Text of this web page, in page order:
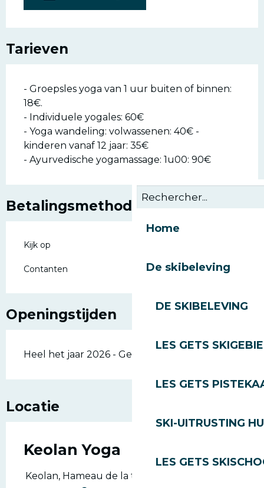
Home
De skibeleving
DE SKIBELEVING
LES GETS
LES GETS
SKI-UITRUSTING
LES GETS
Tarieven
- Groepsles yoga van 1 uur buiten of binnen:
18€.
- Individuele yogales: 60€
- Yoga wandeling: volwassenen: 40€ -
kinderen vanaf 12 jaar: 35€
- Ayurvedische yogamassage: 1u00: 90€
Betalingsmethoden
Kijk op
Contanten
Openingstijden
Heel het jaar 2026 - Geopend alle dagen
Locatie
Keolan Yoga
Keolan, Hameau de la turche, 74260 Les Gets